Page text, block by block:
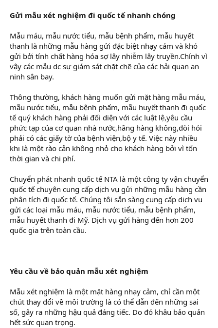
Gửi mẫu xét nghiệm đi quốc tế nhanh chóng
Mẫu máu, mẫu nước tiểu, mẫu bệnh phẩm, mẫu huyết
thanh là những mẫu hàng gửi đặc biệt nhạy cảm và khó
gửi bởi tính chất hàng hóa sợ lây nhiễm lây truyền.Chính vì
vậy các mẫu dc sự giám sát chặt chẽ của các hải quan an
ninh sân bay.
Thông thường, khách hàng muốn gửi mặt hàng mẫu máu,
mẫu nước tiểu, mẫu bệnh phẩm, mẫu huyết thanh đi quốc
tế quý khách hàng phải đối diện với các luật lệ,yêu cầu
phức tạp của cơ quan nhà nước,hãng hàng không,đòi hỏi
phải có các giấy tờ của bệnh viện,bộ y tế. Việc này nhiều
khi là một rào cản không nhỏ cho khách hàng bởi vì tốn
thời gian và chi phí.
Chuyển phát nhanh quốc tế NTA là một công ty vận chuyển
quốc tế chuyên cung cấp dịch vụ gửi những mẫu hàng cần
phân tích đi quốc tế. Chúng tôi sẵn sàng cung cấp dịch vụ
gửi các loại mẫu máu, mẫu nước tiểu, mẫu bệnh phẩm,
mẫu huyết thanh đi Mỹ. Dịch vụ gửi hàng đến hơn 200
quốc gia trên toàn cầu.
Yêu cầu về bảo quản mẫu xét nghiệm
Mẫu xét nghiệm là một mặt hàng nhạy cảm, chỉ cần một
chút thay đổi về môi trường là có thể dẫn đến những sai
số, gây ra những hậu quả đáng tiếc. Do đó khâu bảo quản
hết sức quan trọng.